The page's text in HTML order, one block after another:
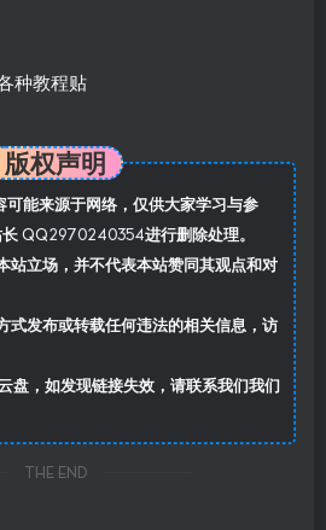
种教程贴
版权声明
能来源于网络，仅供大家学习与参
QQ2970240354进行删除处理。
站立场，并不代表本站赞同其观点和对
式发布或转载任何违法的相关信息，访
盘，如发现链接失效，请联系我们我们
THE END